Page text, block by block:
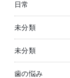
日常
未分類
未分類
歯の悩み